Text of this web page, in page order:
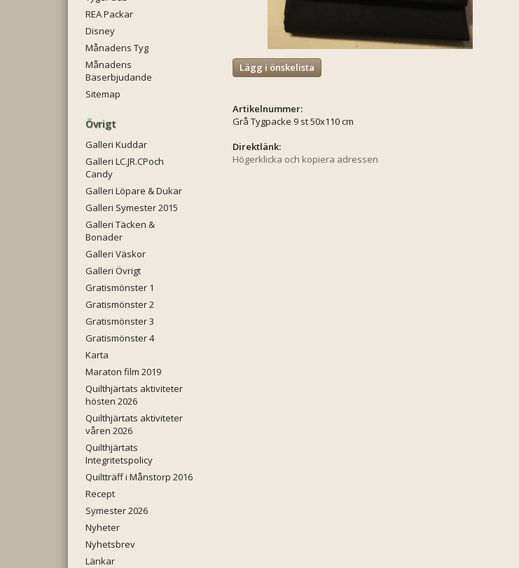
REA Packar
Disney
Månadens Tyg
Månadens
Baserbjudande
Sitemap
Övrigt
Galleri Kuddar
Galleri LC.JR.CPoch
Candy
Galleri Löpare & Dukar
Galleri Symester 2015
Galleri Täcken &
Bonader
Galleri Väskor
Galleri Övrigt
Gratismönster 1
Gratismönster 2
Gratismönster 3
Gratismönster 4
Karta
Maraton film 2019
Quilthjärtats aktiviteter
hösten 2026
Quilthjärtats aktiviteter
våren 2026
Quilthjärtats
Integritetspolicy
Quiltträff i Månstorp 2016
Recept
Symester 2026
Nyheter
Nyhetsbrev
Länkar
Lägg i önskelista
Artikelnummer:
Grå Tygpacke 9 st 50x110 cm
Direktlänk:
Högerklicka och kopiera adressen